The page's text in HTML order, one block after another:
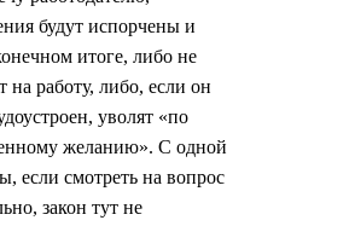
будут испорчены и
итоге, либо не
на работу, либо, если он
уволят «по
желанию». С одной
если смотреть на вопрос
закон тут не